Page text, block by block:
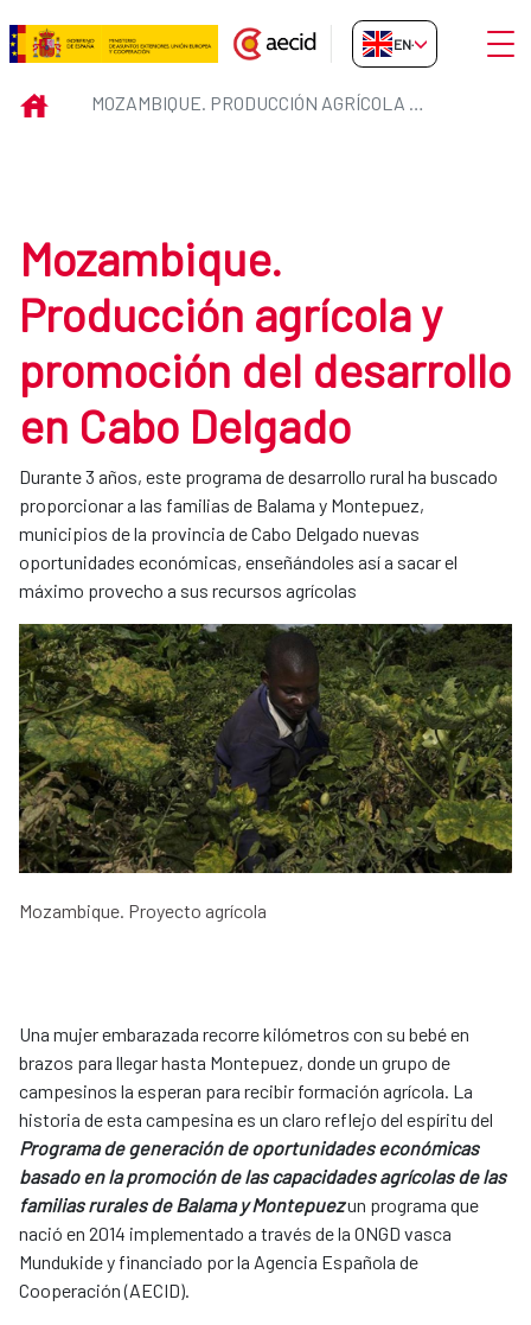
Skip to Main Content
Mozambique. Producción
EN-GB
INICIO MOZAMBIQUE. PRODUCCIÓN AGRÍCOLA Y PROMOCIÓN DEL DESARROLLO EN CABO DELGADO
Mozambique.
Producción agrícola y
promoción del desarrollo
en Cabo Delgado
Durante 3 años, este programa de desarrollo rural ha buscado
proporcionar a las familias de Balama y Montepuez,
municipios de la provincia de Cabo Delgado nuevas
oportunidades económicas, enseñándoles así a sacar el
máximo provecho a sus recursos agrícolas
Mozambique. Proyecto agrícola
Una mujer embarazada recorre kilómetros con su bebé en
brazos para llegar hasta Montepuez, donde un grupo de
campesinos la esperan para recibir formación agrícola. La
historia de esta campesina es un claro reflejo del espíritu del
Programa de generación de oportunidades económicas
basado en la promoción de las capacidades agrícolas de las
familias rurales de Balama y Montepuezun programa que
nació en 2014 implementado a través de la ONGD vasca
Mundukide y financiado por la Agencia Española de
Cooperación (AECID).